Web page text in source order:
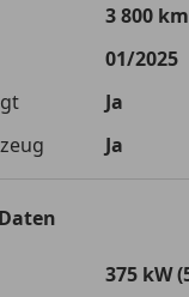
7,25 %
€ 880,51
Bank.
Jetzt berechnen
3 800 km
01/2025
Ja
Ja
375 kW